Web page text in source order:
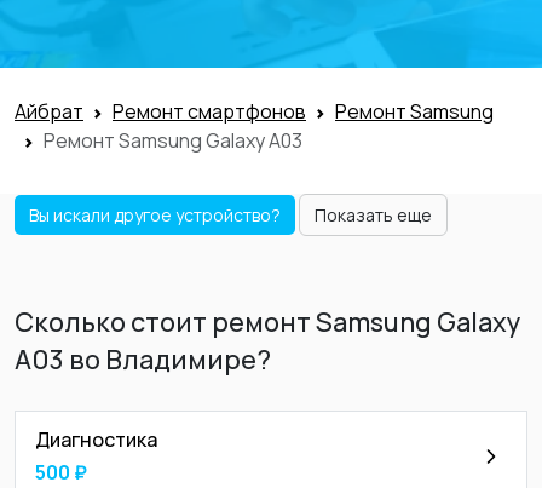
Айбрат Ремонт смартфонов
Ремонт Samsung
Ремонт Samsung Galaxy A03
Вы искали другое устройство? Показать еще
Сколько стоит ремонт Samsung Galaxy
A03 во Владимире?
Диагностика
500 ₽